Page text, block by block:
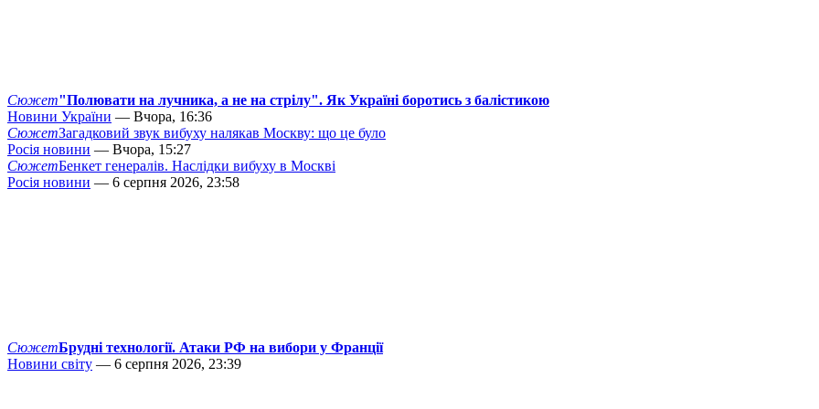
Сюжет"Полювати на лучника, а не на стрілу". Як Україні боротись з балістикою
Новини України — Вчора, 16:36
СюжетЗагадковий звук вибуху налякав Москву: що це було
Росія новини — Вчора, 15:27
СюжетБенкет генералів. Наслідки вибуху в Москві
Росія новини — 6 серпня 2026, 23:58
СюжетБрудні технології. Атаки РФ на вибори у Франції
Новини світу — 6 серпня 2026, 23:39